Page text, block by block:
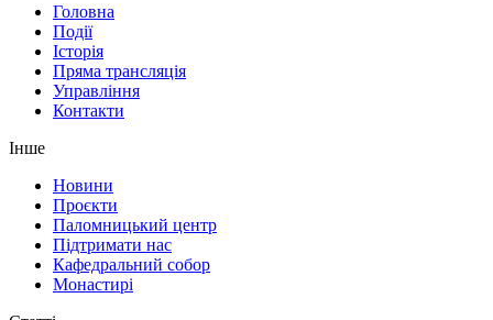
Головна
Події
Історія
Пряма трансляція
Управління
Контакти
Інше
Новини
Проєкти
Паломницький центр
Підтримати нас
Кафедральний собор
Монастирі